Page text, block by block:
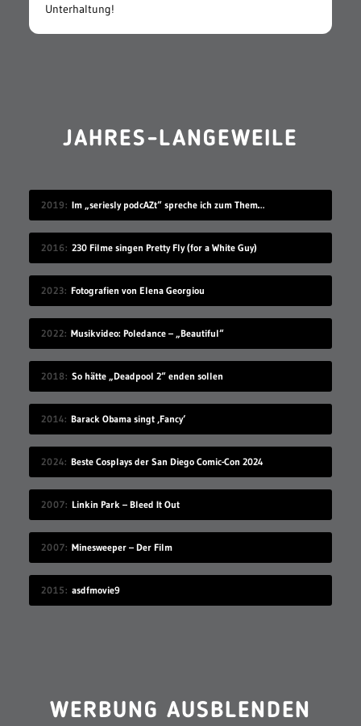
Unterhaltung!
JAHRES-LANGEWEILE
2019 Im „seriesly podcAZt“ spreche ich zum Thema „Algorithmus“
2016 230 Filme singen Pretty Fly (for a White Guy)
2023 Fotografien von Elena Georgiou
2022 Musikvideo: Poledance – „Beautiful“
2018 So hätte „Deadpool 2“ enden sollen
2014 Barack Obama singt ‚Fancy‘
2024 Beste Cosplays der San Diego Comic-Con 2024
2007 Linkin Park – Bleed It Out
2007 Minesweeper – Der Film
2015 asdfmovie9
WERBUNG AUSBLENDEN